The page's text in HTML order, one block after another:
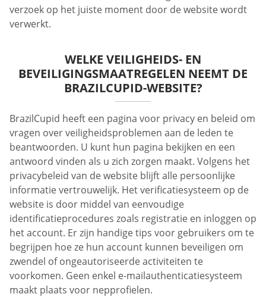
verzoek op het juiste moment door de website wordt
verwerkt.
WELKE VEILIGHEIDS- EN
BEVEILIGINGSMAATREGELEN NEEMT DE
BRAZILCUPID-WEBSITE?
BrazilCupid heeft een pagina voor privacy en beleid om
vragen over veiligheidsproblemen aan de leden te
beantwoorden. U kunt hun pagina bekijken en een
antwoord vinden als u zich zorgen maakt. Volgens het
privacybeleid van de website blijft alle persoonlijke
informatie vertrouwelijk. Het verificatiesysteem op de
website is door middel van eenvoudige
identificatieprocedures zoals registratie en inloggen op
het account. Er zijn handige tips voor gebruikers om te
begrijpen hoe ze hun account kunnen beveiligen om
zwendel of ongeautoriseerde activiteiten te
voorkomen. Geen enkel e-mailauthenticatiesysteem
maakt plaats voor nepprofielen.